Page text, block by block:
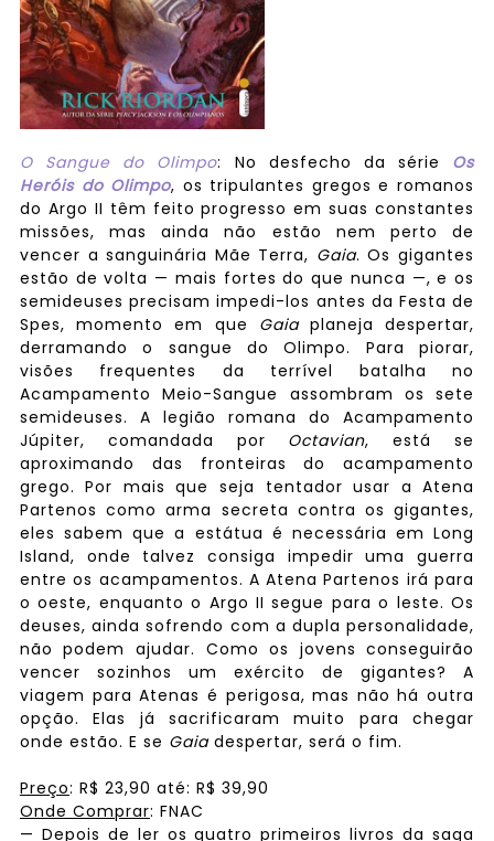
O Sangue do Olimpo: No desfecho da série Os
Heróis do Olimpo, os tripulantes gregos e romanos
do Argo II têm feito progresso em suas constantes
missões, mas ainda não estão nem perto de
vencer a sanguinária Mãe Terra, Gaia. Os gigantes
estão de volta — mais fortes do que nunca —, e os
semideuses precisam impedi-los antes da Festa de
Spes, momento em que Gaiaplaneja despertar,
derramando o sangue do Olimpo. Para piorar,
visões frequentes da terrível batalha no
Acampamento Meio-Sangue assombram os sete
semideuses. A legião romana do Acampamento
Júpiter, comandada por Octavian, está se
aproximando das fronteiras do acampamento
grego. Por mais que seja tentador usar a Atena
Partenos como arma secreta contra os gigantes,
eles sabem que a estátua é necessária em Long
Island, onde talvez consiga impedir uma guerra
entre os acampamentos. A Atena Partenos irá para
o oeste, enquanto o Argo II segue para o leste. Os
deuses, ainda sofrendo com a dupla personalidade,
não podem ajudar. Como os jovens conseguirão
vencer sozinhos um exército de gigantes? A
viagem para Atenas é perigosa, mas não há outra
opção. Elas já sacrificaram muito para chegar
onde estão. E se Gaia despertar, será o fim.
Preço: R$ 23,90 até: R$ 39,90
Onde Comprar: FNAC
— Depois de ler os quatro primeiros livros da saga